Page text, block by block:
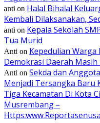
anti on Halal Bihalal
Kembali Dilaksanakan,
anti on Kepala Sekolah
Tua Murid
Anti on Kepedulian Warga
Demokrasi Daerah
Anti on Sekda dan
Menjadi Tersangka Baru
Tiga Kecamatan Di Kota
Musrembang –